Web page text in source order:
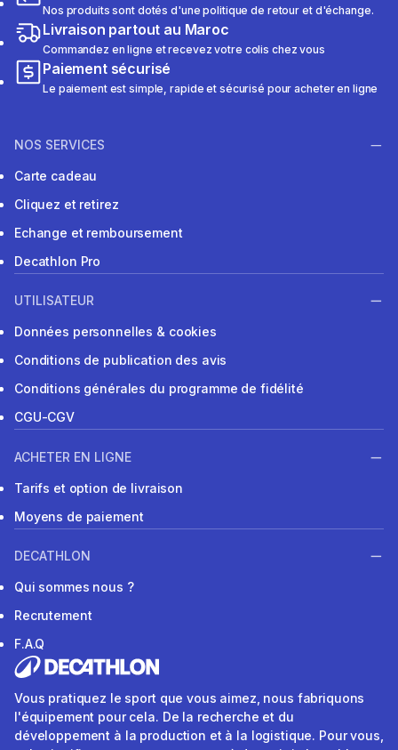
Nos produits sont dotés d'une politique de retour et d'échange.
Livraison partout au Maroc
Commandez en ligne et recevez votre colis chez vous
Paiement sécurisé
Le paiement est simple, rapide et sécurisé pour acheter en ligne
NOS SERVICES
Carte cadeau
Cliquez et retirez
Echange et remboursement
Decathlon Pro
UTILISATEUR
Données personnelles & cookies
Conditions de publication des avis
Conditions générales du programme de fidélité
CGU-CGV
ACHETER EN LIGNE
Tarifs et option de livraison
Moyens de paiement
DECATHLON
Qui sommes nous ?
Recrutement
F.A.Q
Vous pratiquez le sport que vous aimez, nous fabriquons
l'équipement pour cela. De la recherche et du
développement à la production et à la logistique. Pour vous,